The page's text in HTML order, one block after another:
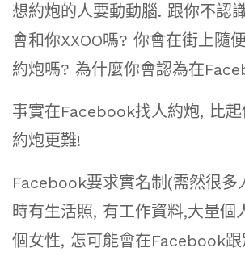
想約炮的人要動動腦. 跟你不認
會和你XXOO嗎? 你會在街上隨
約炮嗎? 為什麼你會認為在
事實在Facebook找人約炮, 比
約炮更難!
Facebook要求實名制(需然很多
時有生活照, 有工作資料,大量個
個女性, 怎可能會在Facebook